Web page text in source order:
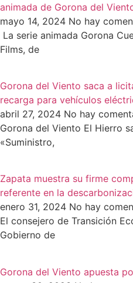
animada de Gorona del
mayo 14, 2024 No hay
La serie animada Gorona
Films, de
Gorona del Viento saca a
recarga para vehículos
abril 27, 2024 No hay
Gorona del Viento El Hierro
«Suministro,
Zapata muestra su firme
referente en la
enero 31, 2024 No hay
El consejero de Transición
Gobierno de
Gorona del Viento apuesta